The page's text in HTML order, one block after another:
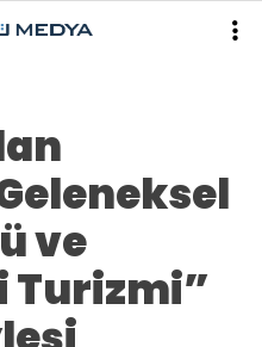
ve
Turizmi”